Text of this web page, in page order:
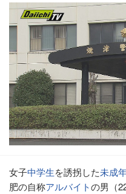
女子中学生を誘拐した未成
肥の自称アルバイトの男（